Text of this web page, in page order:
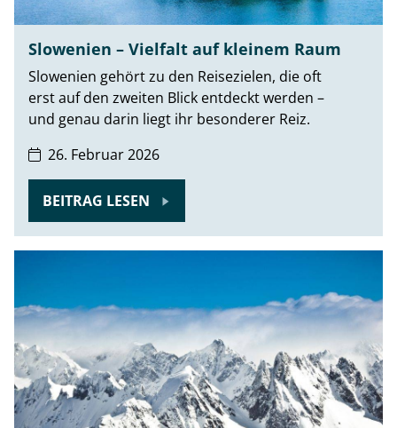
Slowenien – Vielfalt auf kleinem Raum
Slowenien gehört zu den Reisezielen, die oft
erst auf den zweiten Blick entdeckt werden –
und genau darin liegt ihr besonderer Reiz.
26. Februar 2026
BEITRAG LESEN